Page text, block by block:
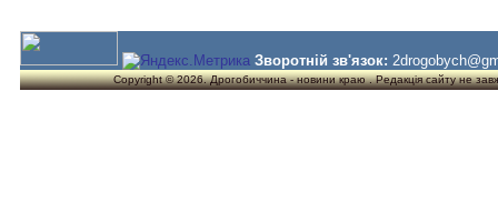
Зворотній зв'язок:
Copyright © 2026. Дрогобиччина - новини краю . Редакція сайту не